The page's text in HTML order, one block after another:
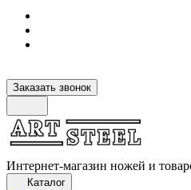
Заказать звонок
Интернет-магазин ножей и
Каталог